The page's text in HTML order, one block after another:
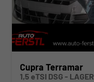
Cupra Terramar
1,5 eTSI DSG - LAGER